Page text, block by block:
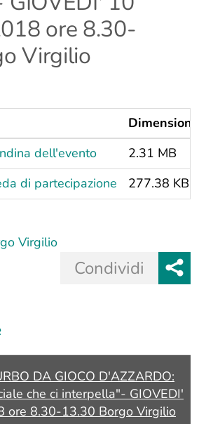
ore 8.30-
Virgilio
Dimensione
dell'evento
2.31 MB
di partecipazione
277.38 KB
Virgilio
Condividi
DA GIOCO D'AZZARDO:
che ci interpella"- GIOVEDI'
ore 8.30-13.30 Borgo Virgilio